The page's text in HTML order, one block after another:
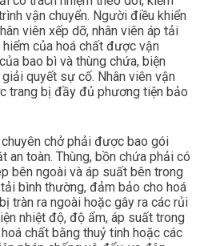
vận chuyển. Người điều khiển
viên xếp dỡ, nhân viên áp tải
của hoá chất được vận
bao bì và thùng chứa, biện
quyết sự cố. Nhân viên vận
trang bị đầy đủ phương tiện bảo
chở phải được bao gói
an toàn. Thùng, bồn chứa phải có
bên ngoài và áp suất bên trong
bình thường, đảm bảo cho hoá
tràn ra ngoài hoặc gây ra các rủi
nhiệt độ, độ ẩm, áp suất trong
chất bằng thuỷ tinh hoặc các